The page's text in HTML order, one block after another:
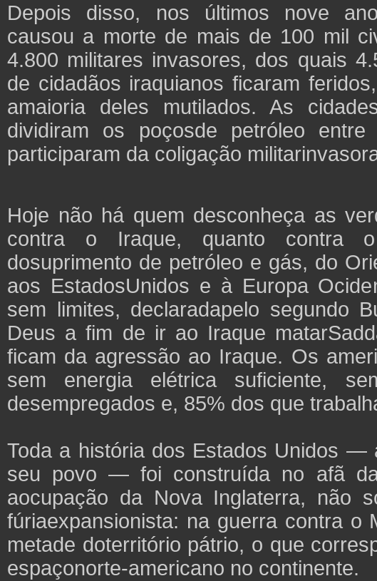
Depois disso, nos últimos nove
causou a morte de mais de 100 mil
4.800 militares invasores, dos quais
de cidadãos iraquianos ficaram
amaioria deles mutilados. As
dividiram os poçosde petróleo
participaram da coligação
Hoje não há quem desconheça as
contra o Iraque, quanto contra o
dosuprimento de petróleo e gás, do
aos EstadosUnidos e à Europa
sem limites, declaradapelo segundo
Deus a fim de ir ao Iraque
ficam da agressão ao Iraque. Os
sem energia elétrica suficiente,
desempregados e, 85% dos que
Toda a história dos Estados Unidos —
seu povo — foi construída no afã
aocupação da Nova Inglaterra, não
fúriaexpansionista: na guerra contra o
metade doterritório pátrio, o que
espaçonorte-americano no continente.